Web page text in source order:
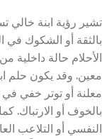
تشير رؤية ابنة خالي
بالثقة أو الشكوك في
الأحلام حالة داخلية
معين. وقد يكون حلم
معلنة أو توتر خفي في
بالخوف أو الارتباك.
النفسي أو التلاعب